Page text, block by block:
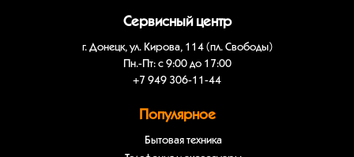
Сервисный центр
г. Донецк, ул. Кирова, 114 (пл. Свободы)
Пн.-Пт: с 9:00 до 17:00
+7 949 306-11-44
Популярное
Бытовая техника